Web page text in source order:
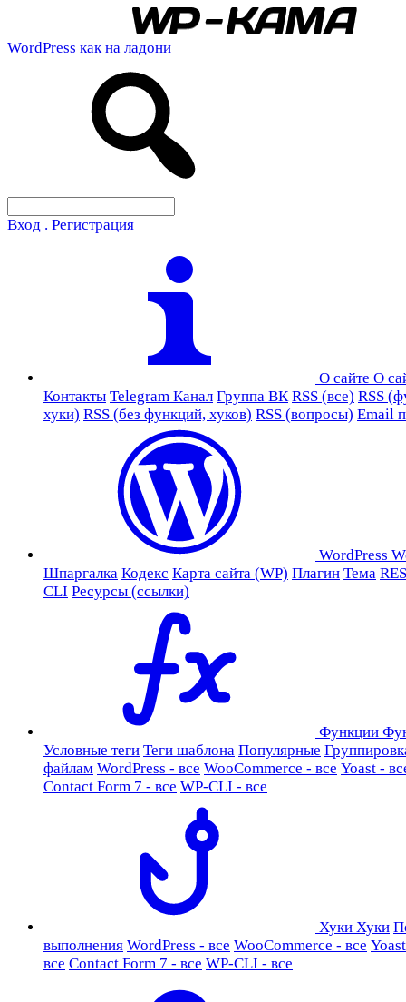
WordPress как на ладони
Вход . Регистрация
О сайте О
Контакты Telegram Канал Группа ВК RSS (все) RSS
хуки) RSS (без функций, хуков) RSS (вопросы) Email
WordPress
Шпаргалка Кодекс Карта сайта (WP) Плагин Тема
CLI Ресурсы (ссылки)
Функции
Условные теги Теги шаблона Популярные
файлам WordPress - все WooCommerce - все Yoast -
Contact Form 7 - все WP-CLI - все
Хуки Хуки
выполнения WordPress - все WooCommerce - все
все Contact Form 7 - все WP-CLI - все